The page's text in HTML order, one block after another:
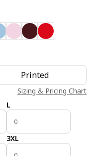
Printed
Sizing & Pricing Chart
L
3XL